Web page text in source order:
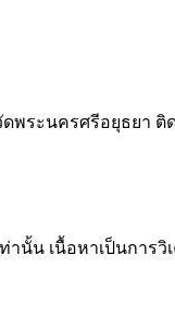
พระนครศรีอยุธยา ติ
นั้น เนื้อหาเป็นการ